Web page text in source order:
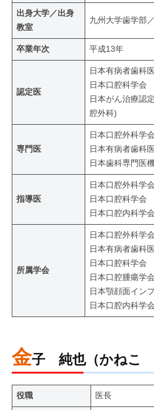
出身大学／出身
教室
九州大学歯学部
卒業年次 平成13年
認定医
日本有病者歯科
日本口腔科学会
日本がん治療認
腔外科)
専門医
日本口腔外科学
日本有病者歯科
日本歯科専門医
指導医
日本口腔外科学
日本口腔科学
日本口腔内科学
所属学会
日本口腔外科学会
日本有病者歯科
日本口腔科学会
日本口腔腫瘍学会
日本顎顔面イン
日本口腔内科学会
金子 純也（かねこ
役職 医長